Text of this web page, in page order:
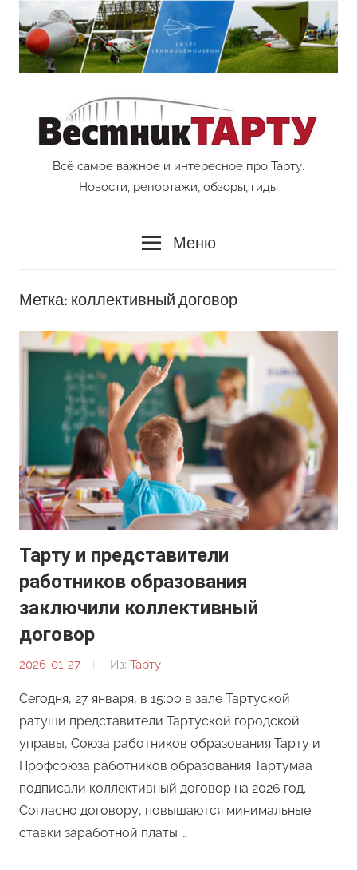
Перейти
содержимому
Vestnik
Всё самое важное и интересное про Тарту.
Новости, репортажи, обзоры, гиды
Меню
Метка: коллективный договор
Тарту и представители
работников образования
заключили коллективный
договор
2026-01-27
От:
Из: Тарту
Сегодня, 27 января, в 15:00 в зале Тартуской
ратуши представители Тартуской городской
управы, Союза работников образования Тарту и
Профсоюза работников образования Тартумаа
подписали коллективный договор на 2026 год.
Согласно договору, повышаются минимальные
ставки заработной платы …